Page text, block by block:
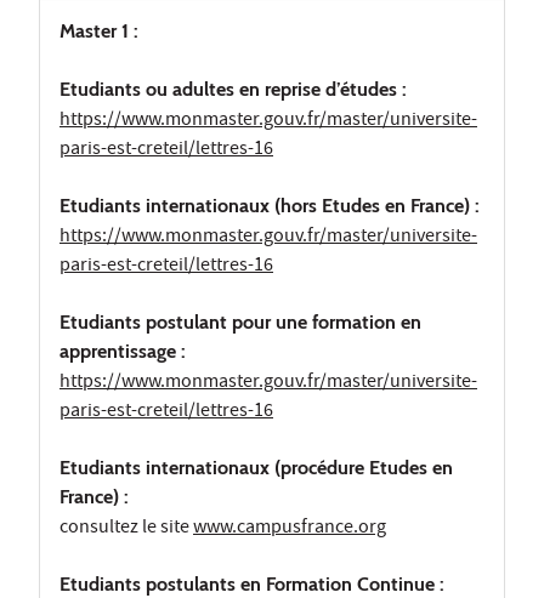
Master 1 :
Etudiants ou adultes en reprise d’études :
https://www.monmaster.gouv.fr/master/universite-
paris-est-creteil/lettres-16
Etudiants internationaux (hors Etudes en France) :
https://www.monmaster.gouv.fr/master/universite-
paris-est-creteil/lettres-16
Etudiants postulant pour une formation en
apprentissage :
https://www.monmaster.gouv.fr/master/universite-
paris-est-creteil/lettres-16
Etudiants internationaux (procédure Etudes en
France) :
consultez le sitewww.campusfrance.org
Etudiants postulants en Formation Continue :